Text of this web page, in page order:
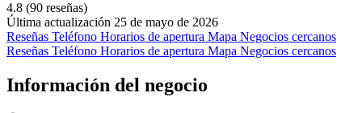
4.8 (90 reseñas)
Última actualización 25 de mayo de 2026
Reseñas Teléfono Horarios de apertura Mapa Negocios cercanos
Reseñas Teléfono Horarios de apertura Mapa Negocios cercanos
Información del negocio